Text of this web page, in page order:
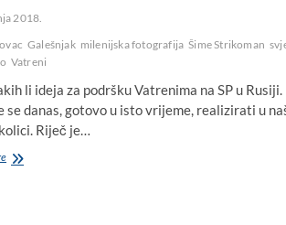
2018.
Galešnjak milenijska fotografija Šime Strikoman
Vatreni
li ideja za podršku Vatrenima na SP u Rusiji.
se danas, gotovo u isto vrijeme, realizirati u
Riječ je…
Uoči